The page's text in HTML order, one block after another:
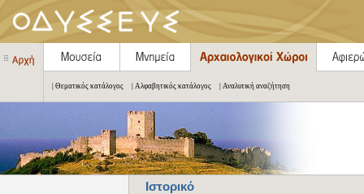
| Θεματικός κατάλογος | Αλφαβητικός κατάλογος | Αναλυτική αναζήτηση
Ιστορικό